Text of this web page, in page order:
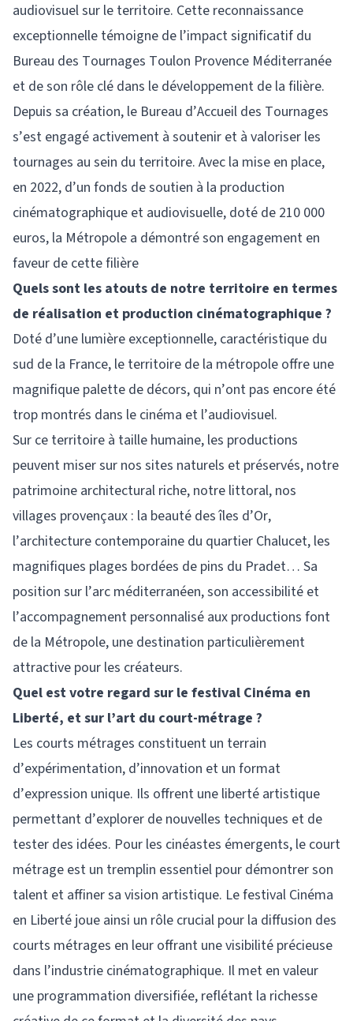
audiovisuel sur le territoire. Cette reconnaissance
exceptionnelle témoigne de l’impact significatif du
Bureau des Tournages Toulon Provence Méditerranée
et de son rôle clé dans le développement de la filière.
Depuis sa création, le Bureau d’Accueil des Tournages
s’est engagé activement à soutenir et à valoriser les
tournages au sein du territoire. Avec la mise en place,
en 2022, d’un fonds de soutien à la production
cinématographique et audiovisuelle, doté de 210 000
euros, la Métropole a démontré son engagement en
faveur de cette filière
Quels sont les atouts de notre territoire en termes
de réalisation et production cinématographique ?
Doté d’une lumière exceptionnelle, caractéristique du
sud de la France, le territoire de la métropole offre une
magnifique palette de décors, qui n’ont pas encore été
trop montrés dans le cinéma et l’audiovisuel.
Sur ce territoire à taille humaine, les productions
peuvent miser sur nos sites naturels et préservés, notre
patrimoine architectural riche, notre littoral, nos
villages provençaux : la beauté des îles d’Or,
l’architecture contemporaine du quartier Chalucet, les
magnifiques plages bordées de pins du Pradet… Sa
position sur l’arc méditerranéen, son accessibilité et
l’accompagnement personnalisé aux productions font
de la Métropole, une destination particulièrement
attractive pour les créateurs.
Quel est votre regard sur le festival Cinéma en
Liberté, et sur l’art du court-métrage ?
Les courts métrages constituent un terrain
d’expérimentation, d’innovation et un format
d’expression unique. Ils offrent une liberté artistique
permettant d’explorer de nouvelles techniques et de
tester des idées. Pour les cinéastes émergents, le court
métrage est un tremplin essentiel pour démontrer son
talent et affiner sa vision artistique. Le festival Cinéma
en Liberté joue ainsi un rôle crucial pour la diffusion des
courts métrages en leur offrant une visibilité précieuse
dans l’industrie cinématographique. Il met en valeur
une programmation diversifiée, reflétant la richesse